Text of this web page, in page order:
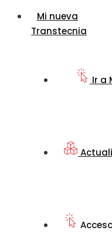
Mi nueva
Transtecnia
Ir a